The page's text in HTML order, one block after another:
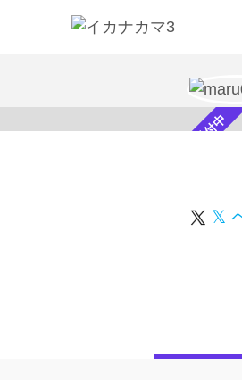
スカウト受付中
𝕏